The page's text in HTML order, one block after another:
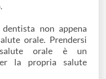
non appena
orale. Prendersi
orale è un
la propria salute